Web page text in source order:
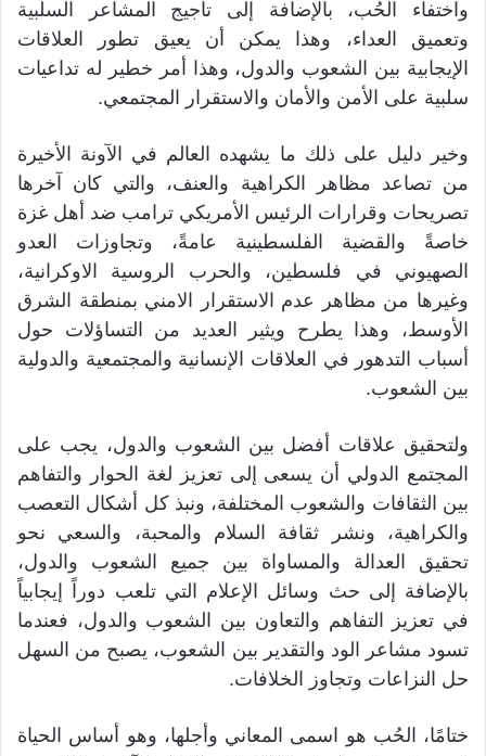
واختفاء الحُب، بالإضافة إلى تأجيج المشاعر السلبية
وتعميق العداء، وهذا يمكن أن يعيق تطور العلاقات
الإيجابية بين الشعوب والدول، وهذا أمر خطير له تداعيات
سلبية على الأمن والأمان والاستقرار المجتمعي.
وخير دليل على ذلك ما يشهده العالم في الآونة الأخيرة
من تصاعد مظاهر الكراهية والعنف، والتي كان آخرها
تصريحات وقرارات الرئيس الأمريكي ترامب ضد أهل غزة
خاصةً والقضية الفلسطينية عامةً، وتجاوزات العدو
الصهيوني في فلسطين، والحرب الروسية الاوكرانية،
وغيرها من مظاهر عدم الاستقرار الامني بمنطقة الشرق
الأوسط، وهذا يطرح ويثير العديد من التساؤلات حول
أسباب التدهور في العلاقات الإنسانية والمجتمعية والدولية
بين الشعوب.
ولتحقيق علاقات أفضل بين الشعوب والدول، يجب على
المجتمع الدولي أن يسعى إلى تعزيز لغة الحوار والتفاهم
بين الثقافات والشعوب المختلفة، ونبذ كل أشكال التعصب
والكراهية، ونشر ثقافة السلام والمحبة، والسعي نحو
تحقيق العدالة والمساواة بين جميع الشعوب والدول،
بالإضافة إلى حث وسائل الإعلام التي تلعب دوراً إيجابياً
في تعزيز التفاهم والتعاون بين الشعوب والدول، فعندما
تسود مشاعر الود والتقدير بين الشعوب، يصبح من السهل
حل النزاعات وتجاوز الخلافات.
ختامًا، الحُب هو اسمى المعاني وأجلها، وهو أساس الحياة